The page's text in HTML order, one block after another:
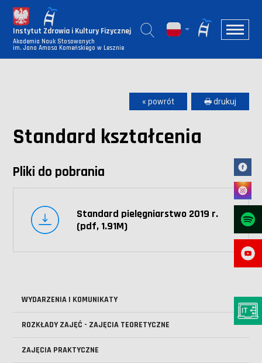
Instytut Zdrowia i Kultury Fizycznej
Akademia Nauk Stosowanych
im. Jana Amosa Komeńskiego w Lesznie
WYDARZENIA I KOMUNIKATY
ROZKŁADY ZAJĘĆ - ZAJĘCIA TEORETYCZNE
ZAJĘCIA PRAKTYCZNE
« powrót 🖶 drukuj
Standard kształcenia
Pliki do pobrania
Standard pielęgniarstwo 2019 r.
(pdf, 1.91M)